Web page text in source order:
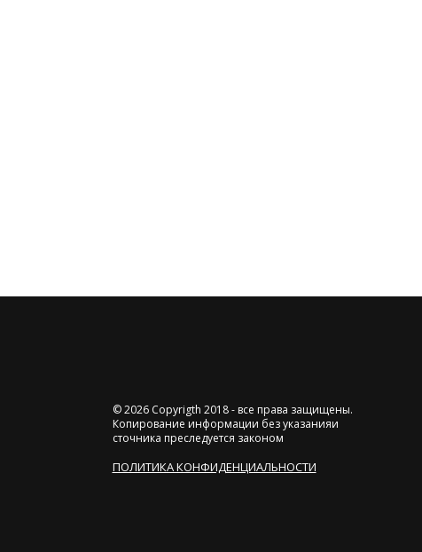
© 2026 Copyrigth 2018 - все права защищены.
Копирование информации без указанияи
сточника преследуется законом
ПОЛИТИКА КОНФИДЕНЦИАЛЬНОСТИ